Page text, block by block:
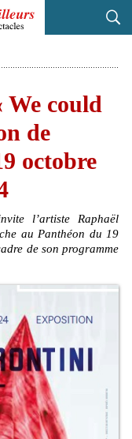
We could
de
octobre
l’artiste Raphaël
au Panthéon du 19
de son programme